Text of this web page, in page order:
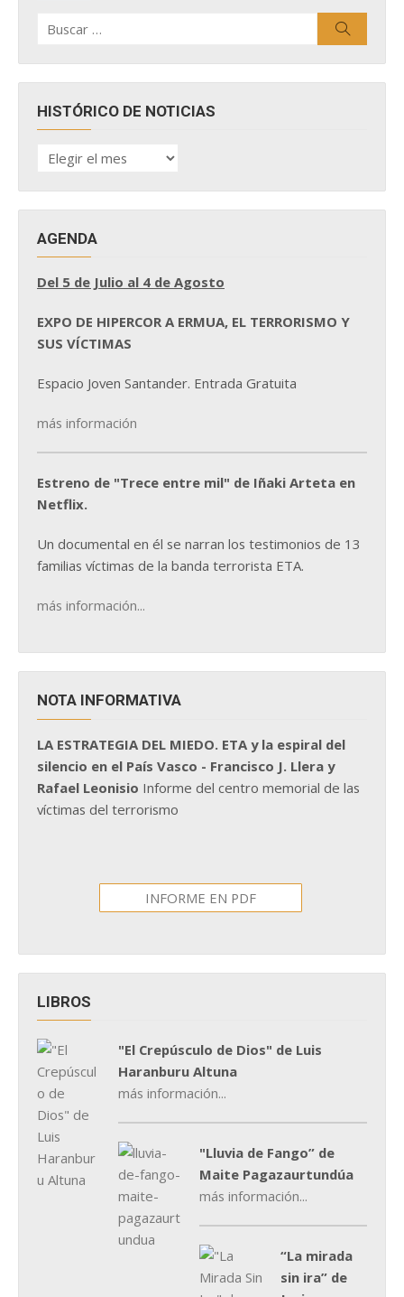
por:
HISTÓRICO DE NOTICIAS
HISTÓRICO
DE
AGENDA
Del 5 de Julio al 4 de Agosto
EXPO DE HIPERCOR A ERMUA, EL TERRORISMO Y
SUS VÍCTIMAS
Espacio Joven Santander. Entrada Gratuita
más información
Estreno de "Trece entre mil" de Iñaki Arteta en
Netflix.
Un documental en él se narran los testimonios de 13
familias víctimas de la banda terrorista ETA.
más información...
NOTA INFORMATIVA
LA ESTRATEGIA DEL MIEDO. ETA y la espiral del
silencio en el País Vasco - Francisco J. Llera y
Rafael Leonisio Informe del centro memorial de las
víctimas del terrorismo
INFORME EN PDF
LIBROS
"El Crepúsculo de Dios" de Luis
Haranburu Altuna
más información...
"Lluvia de Fango” de
Maite Pagazaurtundúa
más información...
“La mirada
sin ira” de